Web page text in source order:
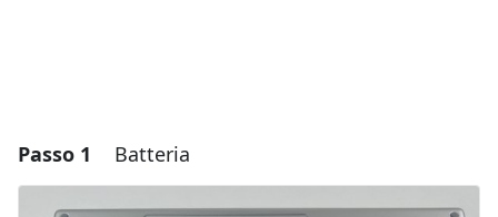
Passo 1 Batteria